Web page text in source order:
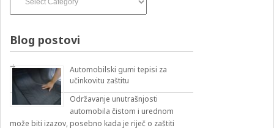
pesama
Blog postovi
Automobilski gumi tepisi za
učinkovitu zaštitu
Održavanje unutrašnjosti
automobila čistom i urednom
može biti izazov, posebno kada je riječ o zaštiti